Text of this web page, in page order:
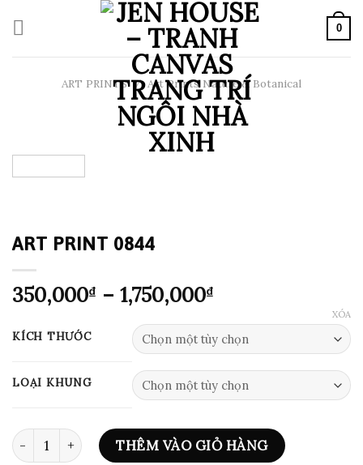
0
ART PRINTS / Art Prints Nature & Botanical
ART PRINT 0844
350,000₫ – 1,750,000₫
từ
350,000₫
đến
1,750,000₫
KÍCH THƯỚC
LOẠI KHUNG
XÓA
ART PRINT 0844 số lượngTHÊM VÀO GIỎ HÀNG